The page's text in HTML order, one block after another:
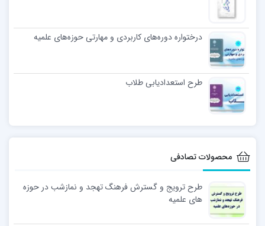
درختواره دوره‌های کاربردی و مهارتی حوزه‌های علمیه
طرح استعدادیابی طلاب
محصولات تصادفی
طرح ترویج و گسترش فرهنگ تهجد و نمازشب در حوزه
های علمیه